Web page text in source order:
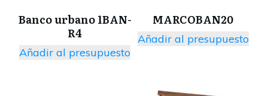
Banco urbano 1BAN-
R4
Añadir al presupuesto
MARCOBAN20
Añadir al presupuesto